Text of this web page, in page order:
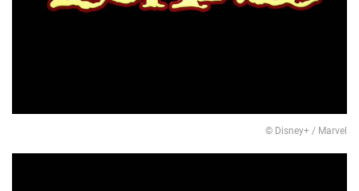
© Disney+ / Marvel